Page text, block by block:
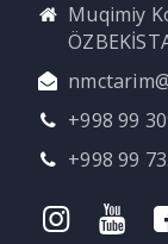
Muqimiy
+998 99
+998 99